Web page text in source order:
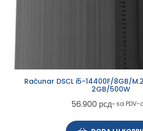
Računar DSCL i5-14400F/8GB/
2GB/500W
56.900 рсд~ sa PDV-